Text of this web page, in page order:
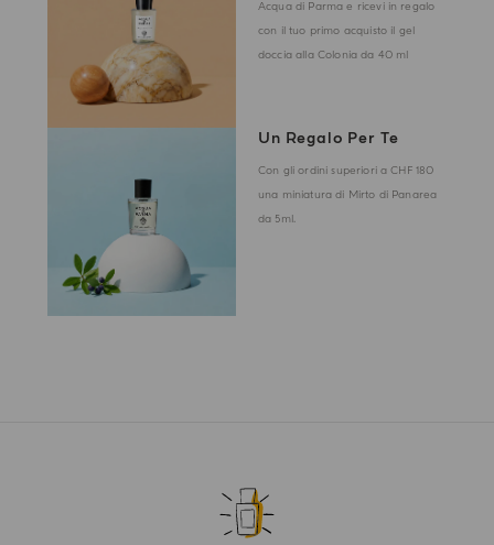
Acqua di Parma e ricevi in regalo
con il tuo primo acquisto il gel
doccia alla Colonia da 40 ml
Un Regalo Per Te
Con gli ordini superiori a CHF 180
una miniatura di Mirto di Panarea
da 5ml.